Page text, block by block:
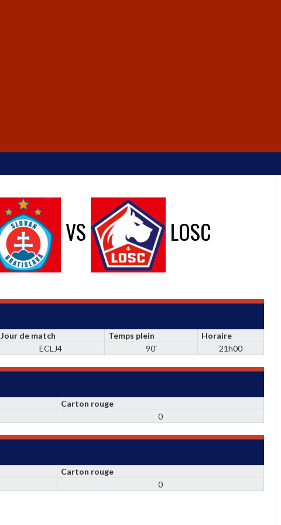
VS LOSC
Jour de match Temps plein
Horaire
ECLJ4 90' 21h00
Carton rouge
0
Carton rouge
0